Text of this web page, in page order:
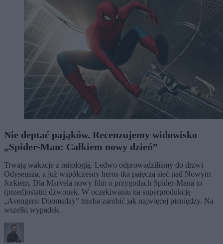
Nie deptać pająków. Recenzujemy widowisko
„Spider-Man: Całkiem nowy dzień”
Trwają wakacje z mitologią. Ledwo odprowadziliśmy do drzwi
Odyseusza, a już współczesny heros tka pajęczą sieć nad Nowym
Jorkiem. Dla Marvela nowy film o przygodach Spider-Mana to
(przed)ostatni dzwonek. W oczekiwaniu na superprodukcję
„Avengers: Doomsday” trzeba zarobić jak najwięcej pieniędzy. Na
wszelki wypadek.